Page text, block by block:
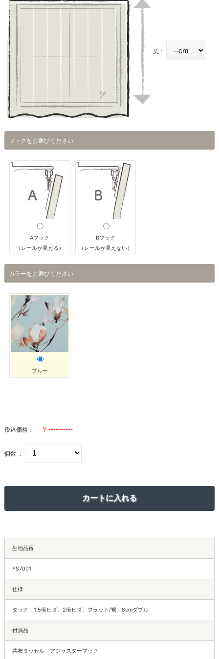
丈：
フックをお選びください
Aフック
（レールが見える）
Bフック
（レールが見えない）
カラーをお選びください
ブルー
税込価格：
個数 ：
生地品番
YS7001
仕様
タック：1.5倍ヒダ、2倍ヒダ、フラット/裾：8cmダブル
付属品
共布タッセル アジャスターフック